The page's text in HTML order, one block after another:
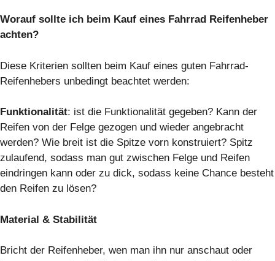
Worauf sollte ich beim Kauf eines Fahrrad Reifenheber
achten?
Diese Kriterien sollten beim Kauf eines guten Fahrrad-
Reifenhebers unbedingt beachtet werden:
Funktionalität: ist die Funktionalität gegeben? Kann der
Reifen von der Felge gezogen und wieder angebracht
werden? Wie breit ist die Spitze vorn konstruiert? Spitz
zulaufend, sodass man gut zwischen Felge und Reifen
eindringen kann oder zu dick, sodass keine Chance besteht
den Reifen zu lösen?
Material & Stabilität
Bricht der Reifenheber, wen man ihn nur anschaut oder